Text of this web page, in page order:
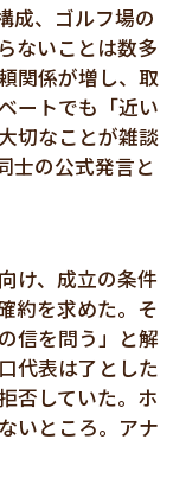
成、ゴルフ場の
ないことは数多
関係が増し、取
ートでも「近い
切なことが雑談
士の公式発言と
け、成立の条件
約を求めた。そ
信を問う」と解
代表は了とした
否していた。ホ
いところ。アナ